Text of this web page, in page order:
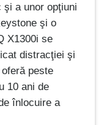
şi a unor opţiuni
şi o
X1300i se
distracţiei şi
peste
10 ani de
înlocuire a